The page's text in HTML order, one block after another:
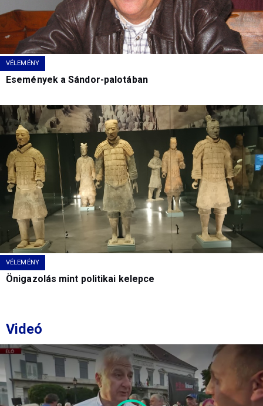
VÉLEMÉNY
Események a Sándor-palotában
VÉLEMÉNY
Önigazolás mint politikai kelepce
Videó